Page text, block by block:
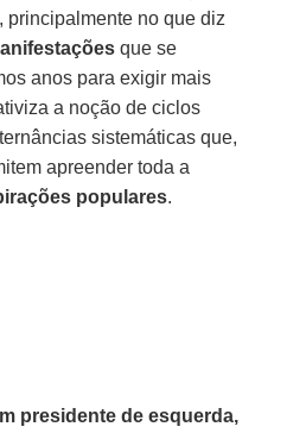
principalmente no que diz
que se
anos para exigir mais
a noção de ciclos
sistemáticas que,
apreender toda a
populares.
presidente de esquerda,